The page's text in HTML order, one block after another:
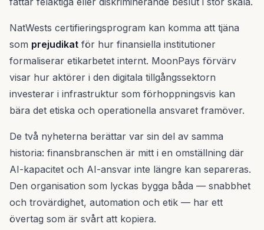
NatWests certifieringsprogram kan komma att tjäna
som prejudikat för hur finansiella institutioner
formaliserar etikarbetet internt. MoonPays förvärv
visar hur aktörer i den digitala tillgångssektorn
investerar i infrastruktur som förhoppningsvis kan
bära det etiska och operationella ansvaret framöver.
De två nyheterna berättar var sin del av samma
historia: finansbranschen är mitt i en omställning där
AI-kapacitet och AI-ansvar inte längre kan separeras.
Den organisation som lyckas bygga båda — snabbhet
och trovärdighet, automation och etik — har ett
övertag som är svårt att kopiera.